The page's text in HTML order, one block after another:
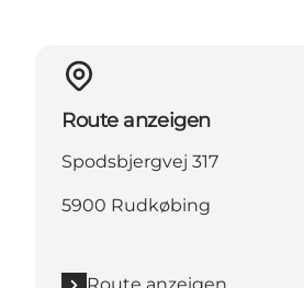
Route anzeigen
Spodsbjergvej 317
5900 Rudkøbing